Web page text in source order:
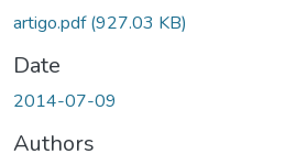
artigo.pdf(927.03 KB)
Date
2014-07-09
Authors